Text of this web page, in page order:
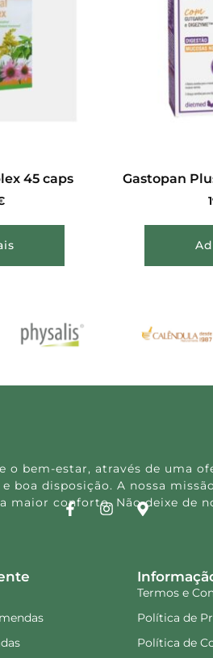
45 caps Gastopan
o bem-estar, através de uma
disposição. A nossa
conforto. Não deixe de
Termos e
Política de
Política de